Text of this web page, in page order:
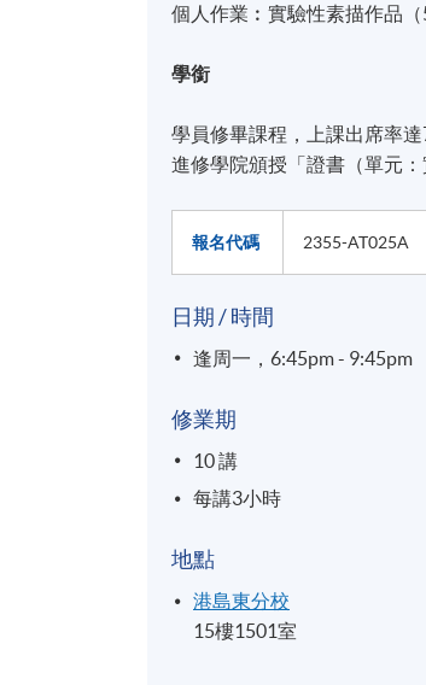
個人作業︰實驗性素描作品（
學銜
學員修畢課程，上課出席率
進修學院頒授「證書（單元：
報名代碼 2355-AT025A
日期 / 時間
逢周一，6:45pm - 9:45pm
修業期
10 講
每講3小時
地點
港島東分校
15樓1501室